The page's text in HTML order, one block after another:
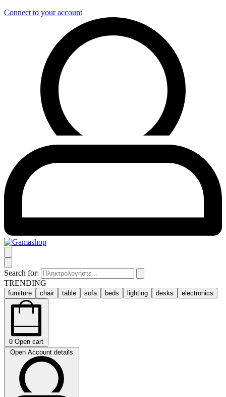
Connect to your account
Search for:
TRENDING
furniture chair table sofa beds lighting desks electronics
0 Open cart
Open Account details